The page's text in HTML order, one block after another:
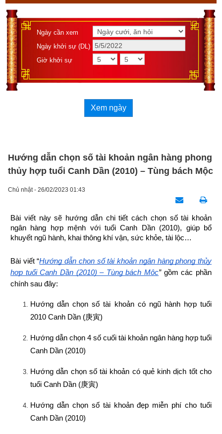
Ngày cần xem
Ngày khởi sự (DL)
Giờ khởi sự
Xem ngày
Hướng dẫn chọn số tài khoản ngân hàng phong
thủy hợp tuổi Canh Dần (2010) – Tùng bách Mộc
Chủ nhật - 26/02/2023 01:43
Bài viết này sẽ hướng dẫn chi tiết cách chọn số tài khoản
ngân hàng hợp mệnh với tuổi Canh Dần (2010), giúp bổ
khuyết ngũ hành, khai thông khí vận, sức khỏe, tài lộc…
Bài viết “Hướng dẫn chọn số tài khoản ngân hàng phong thủy
hợp tuổi Canh Dần (2010) – Tùng bách Mộc” gồm các phần
chính sau đây:
Hướng dẫn chọn số tài khoản có ngũ hành hợp tuổi
2010 Canh Dần (庚寅)
Hướng dẫn chọn 4 số cuối tài khoản ngân hàng hợp tuổi
Canh Dần (2010)
Hướng dẫn chọn số tài khoản có quẻ kinh dịch tốt cho
tuổi Canh Dần (庚寅)
Hướng dẫn chọn số tài khoản đẹp miễn phí cho tuổi
Canh Dần (2010)